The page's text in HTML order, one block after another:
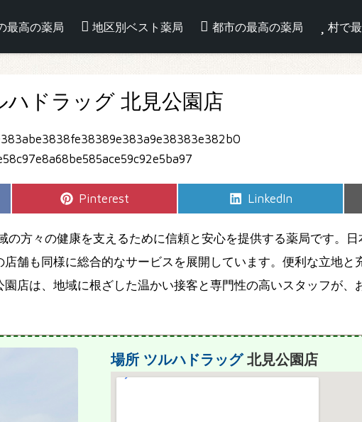
最高の薬局 地区別ベスト薬局 都市の最高の薬局 村で
ハドラッグ 北見公園店
Share
Pinterest
Share
LinkedIn
方々の健康を支えるために信頼と安心を提供する薬局です。
舗も同様に総合的なサービスを展開しています。便利な立地と
店は、地域に根ざした温かい接客と専門性の高いスタッフが、
場所 ツルハドラッグ北見公園店